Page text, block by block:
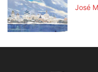
José